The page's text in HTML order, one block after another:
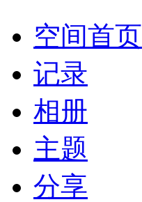
空间首页
记录
相册
主题
分享